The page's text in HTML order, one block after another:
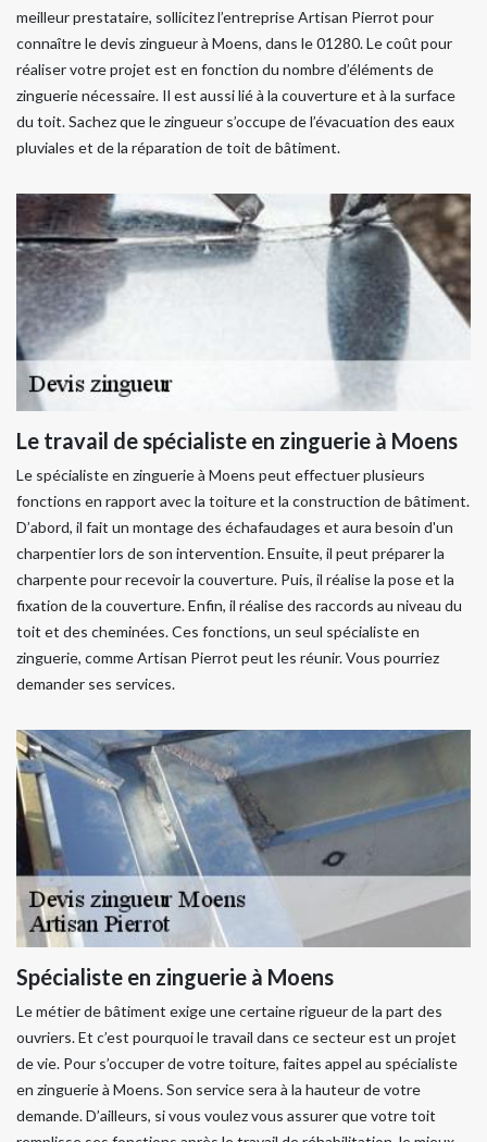
meilleur prestataire, sollicitez l’entreprise Artisan Pierrot pour
connaître le devis zingueur à Moens, dans le 01280. Le coût pour
réaliser votre projet est en fonction du nombre d’éléments de
zinguerie nécessaire. Il est aussi lié à la couverture et à la surface
du toit. Sachez que le zingueur s’occupe de l’évacuation des eaux
pluviales et de la réparation de toit de bâtiment.
Le travail de spécialiste en zinguerie à Moens
Le spécialiste en zinguerie à Moens peut effectuer plusieurs
fonctions en rapport avec la toiture et la construction de bâtiment.
D’abord, il fait un montage des échafaudages et aura besoin d'un
charpentier lors de son intervention. Ensuite, il peut préparer la
charpente pour recevoir la couverture. Puis, il réalise la pose et la
fixation de la couverture. Enfin, il réalise des raccords au niveau du
toit et des cheminées. Ces fonctions, un seul spécialiste en
zinguerie, comme Artisan Pierrot peut les réunir. Vous pourriez
demander ses services.
Spécialiste en zinguerie à Moens
Le métier de bâtiment exige une certaine rigueur de la part des
ouvriers. Et c’est pourquoi le travail dans ce secteur est un projet
de vie. Pour s’occuper de votre toiture, faites appel au spécialiste
en zinguerie à Moens. Son service sera à la hauteur de votre
demande. D’ailleurs, si vous voulez vous assurer que votre toit